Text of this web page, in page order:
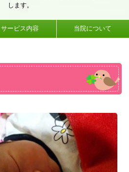
します。
サービス内容 当院について